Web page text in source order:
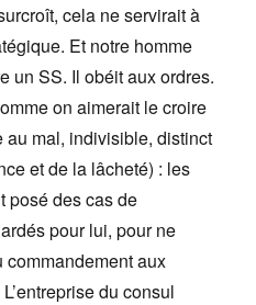
cela ne servirait à
Et notre homme
un SS. Il obéit aux ordres.
on aimerait le croire
au mal, indivisible, distinct
et de la lâcheté) : les
posé des cas de
pour lui, pour ne
commandement aux
du consul